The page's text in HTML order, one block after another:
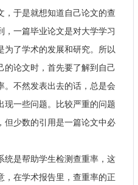
，于是就想知道自己论文的查
，一篇毕业论文是对大学学习
为了学术的发展和研究。所以
的论文时，首先要了解到自己
。不然发表出去的话，总是会
现一些问题。比较严重的问题
但少数的引用是一篇论文中必
统是帮助学生检测查重率，这
，在学术报告里，查重率的正